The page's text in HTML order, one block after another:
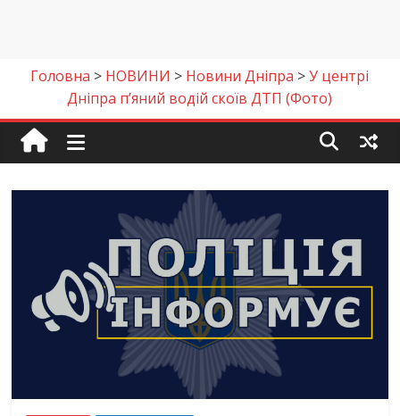
Головна > НОВИНИ > Новини Дніпра >У центрі
Дніпра п’яний водій скоїв ДТП (Фото)